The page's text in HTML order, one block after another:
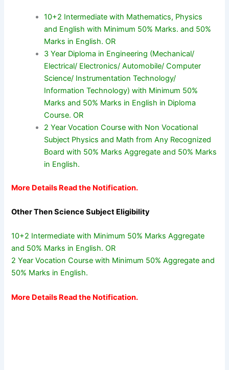
10+2 Intermediate with Mathematics, Physics
and English with Minimum 50% Marks. and 50%
Marks in English. OR
3 Year Diploma in Engineering (Mechanical/
Electrical/ Electronics/ Automobile/ Computer
Science/ Instrumentation Technology/
Information Technology) with Minimum 50%
Marks and 50% Marks in English in Diploma
Course. OR
2 Year Vocation Course with Non Vocational
Subject Physics and Math from Any Recognized
Board with 50% Marks Aggregate and 50% Marks
in English.
More Details Read the Notification.
Other Then Science Subject Eligibility
10+2 Intermediate with Minimum 50% Marks Aggregate
and 50% Marks in English. OR
2 Year Vocation Course with Minimum 50% Aggregate and
50% Marks in English.
More Details Read the Notification.